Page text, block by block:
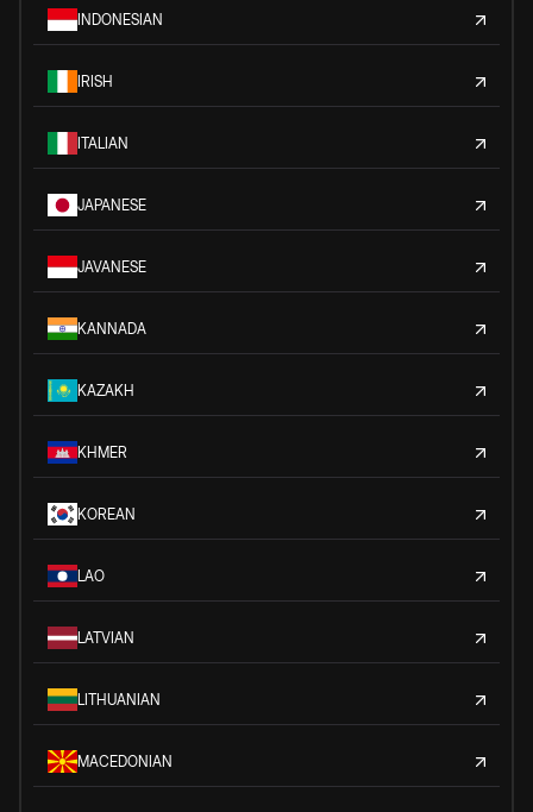
INDONESIAN
IRISH
ITALIAN
JAPANESE
JAVANESE
KANNADA
KAZAKH
KHMER
KOREAN
LAO
LATVIAN
LITHUANIAN
MACEDONIAN